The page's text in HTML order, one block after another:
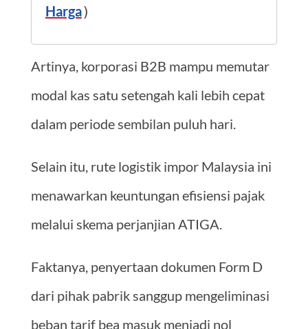
Harga)
Artinya, korporasi B2B mampu memutar
modal kas satu setengah kali lebih cepat
dalam periode sembilan puluh hari.
Selain itu, rute logistik impor Malaysia ini
menawarkan keuntungan efisiensi pajak
melalui skema perjanjian ATIGA.
Faktanya, penyertaan dokumen Form D
dari pihak pabrik sanggup mengeliminasi
beban tarif bea masuk menjadi nol